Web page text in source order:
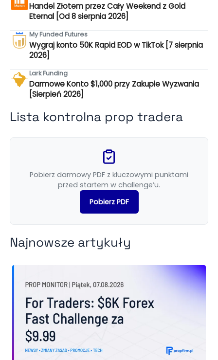
Handel Złotem przez Cały Weekend z Gold
Eternal [Od 8 sierpnia 2026]
My Funded Futures
Wygraj konto 50K Rapid EOD w TikTok [7 sierpnia
2026]
Lark Funding
Darmowe Konto $1,000 przy Zakupie Wyzwania
[Sierpień 2026]
Lista kontrolna prop tradera
Pobierz darmowy PDF z kluczowymi punktami
przed startem w challenge’u.
Pobierz PDF
Najnowsze artykuły